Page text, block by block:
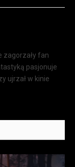
zagorzały fan
pasjonuje
ujrzał w kinie